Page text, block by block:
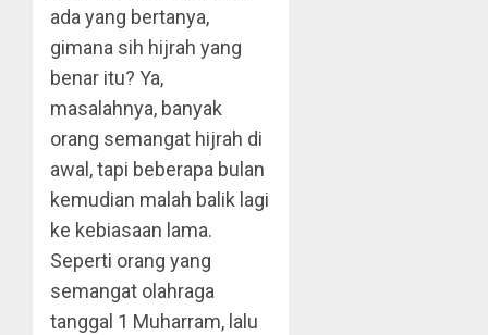
ada yang bertanya,
gimana sih hijrah yang
benar itu? Ya,
masalahnya, banyak
orang semangat hijrah di
awal, tapi beberapa bulan
kemudian malah balik lagi
ke kebiasaan lama.
Seperti orang yang
semangat olahraga
tanggal 1 Muharram, lalu